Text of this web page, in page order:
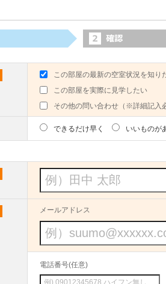
この部屋の最新の空室状況を知り
この部屋を実際に見学したい
その他の問い合わせ（※詳細記入
できるだけ早く いいものが
メールアドレス
電話番号(任意)